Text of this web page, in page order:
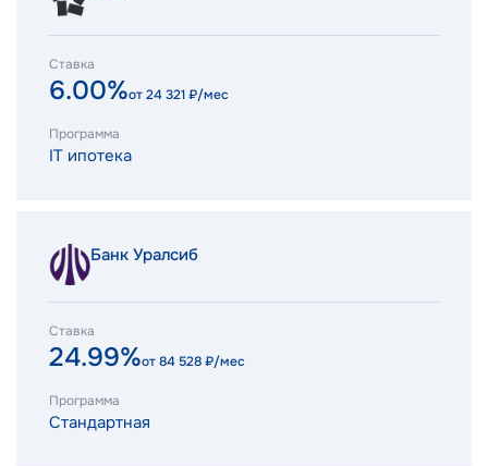
Ставка
6.00%от24 321₽/мес
Программа
IT ипотека
Банк Уралсиб
Ставка
24.99%от84 528₽/мес
Программа
Стандартная